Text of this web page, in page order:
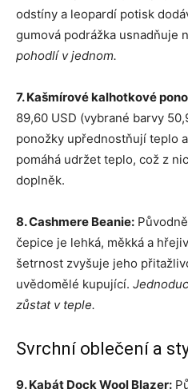
odstíny a leopardí potisk
gumová podrážka usnadňuje
pohodlí v jednom.
7. Kašmírové kalhotkové
89,60 USD (vybrané barvy
ponožky upřednostňují teplo
pomáhá udržet teplo, což z
doplněk.
8. Cashmere Beanie:
čepice je lehká, měkká a
šetrnost zvyšuje jeho
uvědomělé kupující.
zůstat v teple.
Svrchní oblečení a
9. Kabát Dock Wool Blazer: